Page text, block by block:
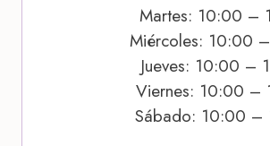
Martes: 10:00 –
Miércoles: 10:00
Jueves: 10:00 –
Viernes: 10:00 –
Sábado: 10:00 –